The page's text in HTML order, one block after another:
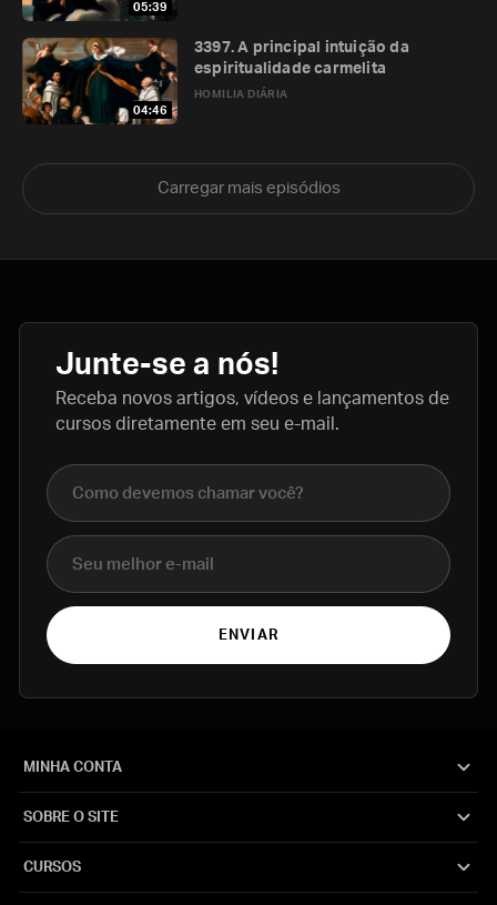
05:39
04:46
HOMILIA DIÁRIA
3397. A principal intuição da
espiritualidade carmelita
Carregar mais episódios
Junte-se a nós!
Receba novos artigos, vídeos e lançamentos de
cursos diretamente em seu e-mail.
Nome completo
E-mail
ENVIAR
MINHA CONTA
SOBRE O SITE
CURSOS